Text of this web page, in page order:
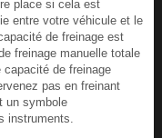
place si cela est
entre votre véhicule et le
de freinage est
freinage manuelle totale
de freinage
pas en freinant
un symbole
instruments.